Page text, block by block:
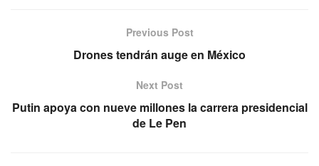
Previous Post
Drones tendrán auge en México
Next Post
Putin apoya con nueve millones la carrera presidencial
de Le Pen